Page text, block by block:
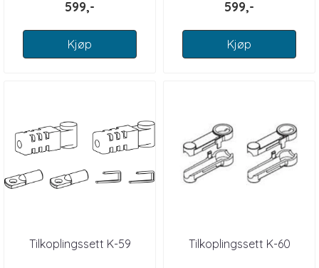
599,-
Kjøp
599,-
Kjøp
Tilkoplingssett K-59 Tilkoplingssett K-60